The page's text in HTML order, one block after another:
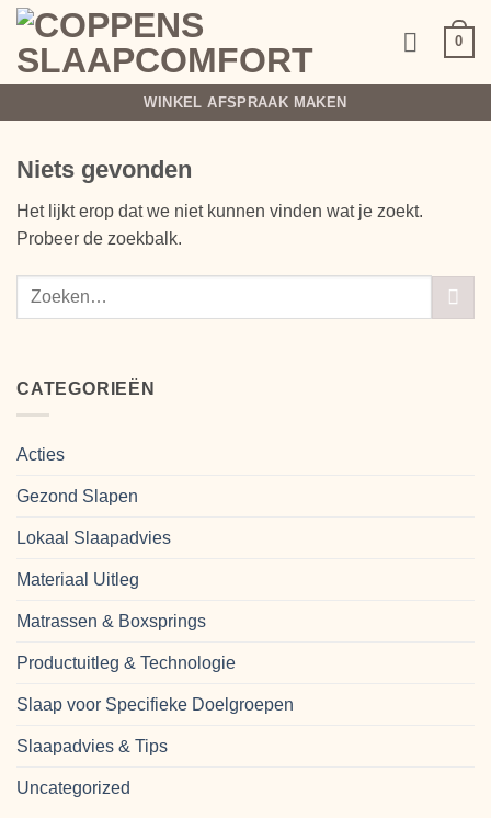
Ga
inhoud
0
WINKEL AFSPRAAK MAKEN
Niets gevonden
Het lijkt erop dat we niet kunnen vinden wat je zoekt.
Probeer de zoekbalk.
CATEGORIEËN
Acties
Gezond Slapen
Lokaal Slaapadvies
Materiaal Uitleg
Matrassen & Boxsprings
Productuitleg & Technologie
Slaap voor Specifieke Doelgroepen
Slaapadvies & Tips
Uncategorized